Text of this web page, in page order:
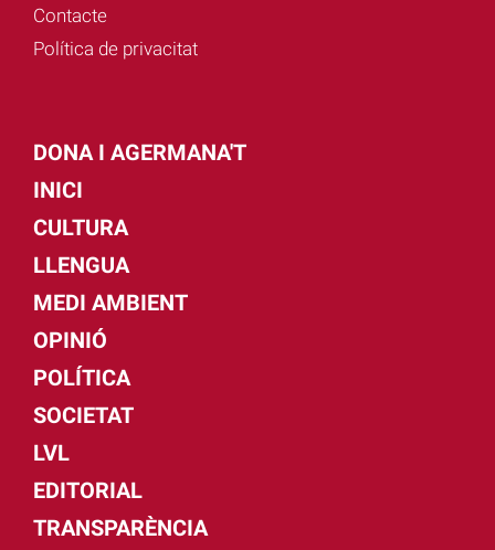
Contacte
Política de privacitat
DONA I AGERMANA'T
INICI
CULTURA
LLENGUA
MEDI AMBIENT
OPINIÓ
POLÍTICA
SOCIETAT
LVL
EDITORIAL
TRANSPARÈNCIA